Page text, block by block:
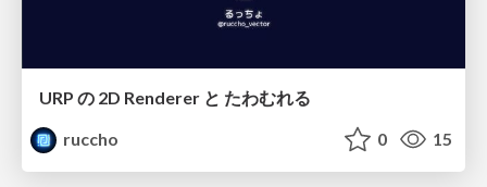
URP の 2D Renderer と たわむれる
ruccho
0 15